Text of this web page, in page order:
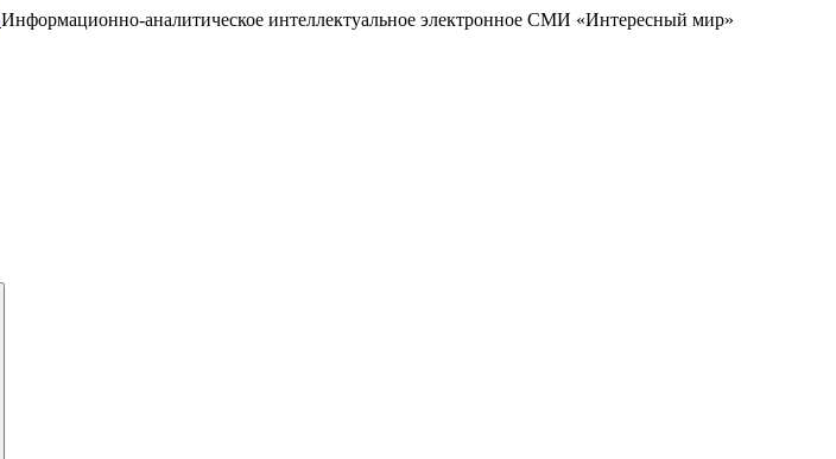
Информационно-аналитическое интеллектуальное электронное СМИ «Интересный мир»